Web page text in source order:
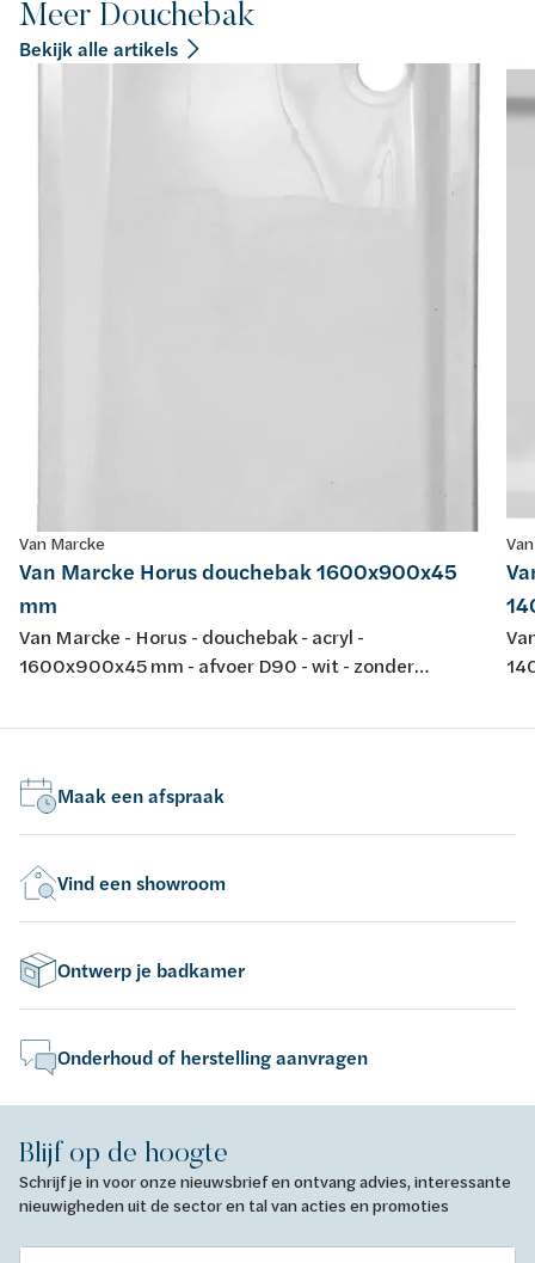
Meer Douchebak
Bekijk alle artikels
Van Marcke
Van Marcke Horus douchebak 1600x900x45
mm
Van Marcke - Horus - douchebak - acryl -
1600x900x45 mm - afvoer D90 - wit - zonder
EN 232 & EN 14516: 2010
Maak een afspraak
Vind een showroom
Ontwerp je badkamer
Onderhoud of herstelling aanvragen
Blijf op de hoogte
Schrijf je in voor onze nieuwsbrief en ontvang advies, interessante
nieuwigheden uit de sector en tal van acties en promoties